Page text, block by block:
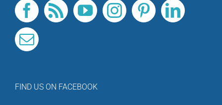
FIND US ON FACEBOOK